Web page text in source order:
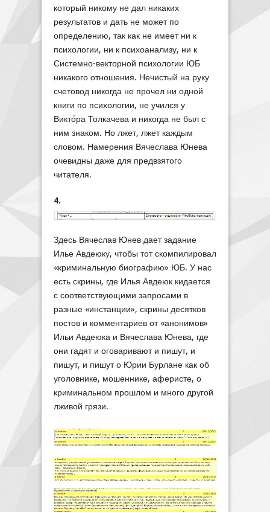
который никому не дал никаких
результатов и дать не может по
определению, так как не имеет ни к
психологии, ни к психоанализу, ни к
Системно-векторной психологии ЮБ
никакого отношения. Нечистый на руку
счетовод никогда не прочел ни одной
книги по психологии, не учился у
Викто́ра Толкачева и никогда не был с
ним знаком. Но лжет, лжет каждым
словом. Намерения Вячеслава Юнева
очевидны даже для предвзятого
читателя.
4.
Здесь Вячеслав Юнев дает задание
Илье Авдеюку, чтобы тот скомпилировал
«криминальную биографию» ЮБ. У нас
есть скрины, где Илья Авдеюк кидается
с соответствующими запросами в
разные «инстанции», скрины десятков
постов и комментариев от «анонимов»
Ильи Авдеюка и Вячеслава Юнева, где
они гадят и оговаривают и пишут, и
пишут, и пишут о Юрии Бурлане как об
уголовнике, мошеннике, аферисте, о
криминальном прошлом и много другой
лживой грязи.